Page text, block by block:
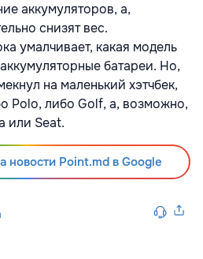
аккумуляторов, а,
снизят вес.
умалчивает, какая модель
батареи. Но,
на маленький хэтчбек,
Polo, либо Golf, а, возможно,
или Seat.
новости Point.md в Google